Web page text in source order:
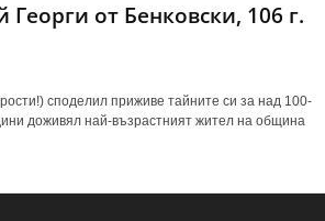
Георги от Бенковски, 106 г.
споделил приживе тайните си за над 100-
доживял най-възрастният жител на община